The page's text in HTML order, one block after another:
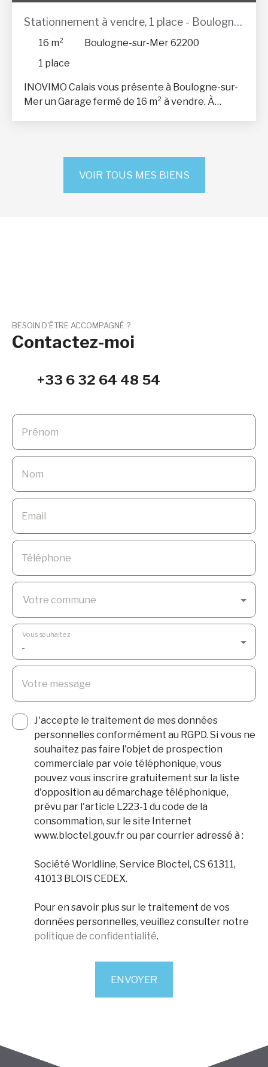
Stationnement à vendre, 1 place - Boulogne-
sur-Mer 62200
16 m²
Boulogne-sur-Mer 62200
1 place
INOVIMO Calais vous présente à Boulogne-sur-
Mer un Garage fermé de 16 m² à vendre. À
et à l'électricité. Bien non soumis au DPE.
Honoraires à la charge de l'acquéreur. Contact :
VOIR TOUS MES BIENS
BESOIN D'ÊTRE ACCOMPAGNÉ ?
Contactez-moi
+33 6 32 64 48 54
Prénom
Nom
Email
Téléphone
Votre commune
-
Vous souhaitez
Votre message
J'accepte le traitement de mes données
personnelles conformément au RGPD. Si vous ne
souhaitez pas faire l'objet de prospection
commerciale par voie téléphonique, vous
pouvez vous inscrire gratuitement sur la liste
d'opposition au démarchage téléphonique,
prévu par l'article L223-1 du code de la
consommation, sur le site Internet
www.bloctel.gouv.fr ou par courrier adressé à :
Société Worldline, Service Bloctel, CS 61311,
41013 BLOIS CEDEX.
Pour en savoir plus sur le traitement de vos
données personnelles, veuillez consulter notre
politique de confidentialité.
ENVOYER